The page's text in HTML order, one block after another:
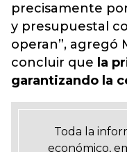
precisamente
y presupuestal
operan”, agregó
concluir que la
garantizando la
Toda la
económico,